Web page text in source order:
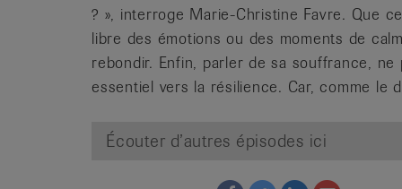
? », interroge Marie-Christine Favre. Que
libre des émotions ou des moments de
rebondir. Enfin, parler de sa souffrance,
essentiel vers la résilience. Car, comme le
Écouter d’autres épisodes ici